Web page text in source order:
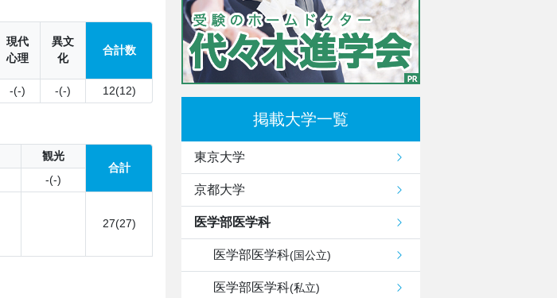
現代
心理
異文
化
合計数
-(-) -(-) 12(12)
観光
合計
-(-)
27(27)
掲載大学一覧
東京大学
京都大学
医学部医学科
医学部医学科(国公立)
医学部医学科(私立)